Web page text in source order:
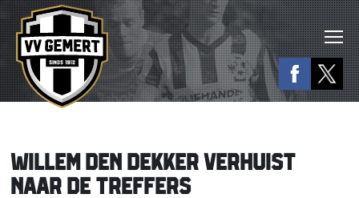
WILLEM DEN DEKKER VERHUIST
NAAR DE TREFFERS